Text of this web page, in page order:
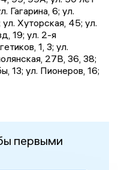
Гагарина, 6; ул.
Хуторская, 45; ул.
19; ул. 2-я
1, 3; ул.
27В, 36, 38;
13; ул. Пионеров, 16;
первыми